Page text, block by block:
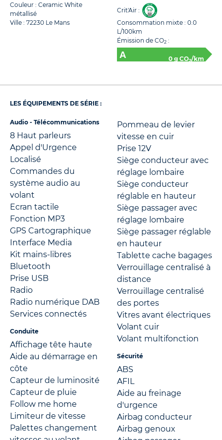
Couleur : Ceramic White
métallisé
Ville : 72230 Le Mans
Crit'Air :
Consommation mixte : 0.0
L/100km
Émission de CO2 :
0 g CO2/km
LES ÉQUIPEMENTS DE SÉRIE :
Audio - Télécommunications
8 Haut parleurs
Appel d'Urgence
Localisé
Commandes du
système audio au
volant
Ecran tactile
Fonction MP3
GPS Cartographique
Interface Media
Kit mains-libres
Bluetooth
Prise USB
Radio
Radio numérique DAB
Services connectés
Conduite
Affichage tête haute
Aide au démarrage en
côte
Capteur de luminosité
Capteur de pluie
Follow me home
Limiteur de vitesse
Palettes changement
Pommeau de levier
vitesse en cuir
Prise 12V
Siège conducteur avec
réglage lombaire
Siège conducteur
réglable en hauteur
Siège passager avec
réglage lombaire
Siège passager réglable
en hauteur
Tablette cache bagages
Verrouillage centralisé à
distance
Verrouillage centralisé
des portes
Vitres avant électriques
Volant cuir
Volant multifonction
Sécurité
ABS
AFIL
Aide au freinage
d'urgence
Airbag conducteur
Airbag genoux